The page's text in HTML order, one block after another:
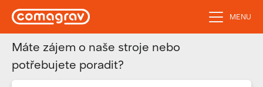
MENU
Máte zájem o naše stroje nebo
potřebujete poradit?